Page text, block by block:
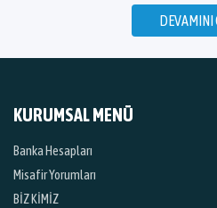
DEVAMINI
KURUMSAL MENÜ
Banka Hesapları
Misafir Yorumları
BİZ KİMİZ